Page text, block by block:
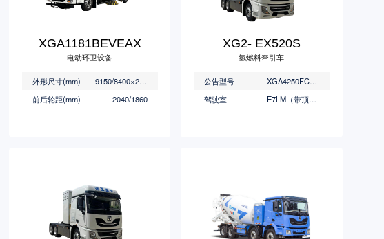
XGA1181BEVEAX
电动环卫设备
外形尺寸(mm)
9150/8400×2550×3000
前后轮距(mm)
2040/1860
XG2- EX520S
氢燃料牵引车
公告型号
XGA4250FCEVWC
驾驶室
E7LM（带顶导流罩）